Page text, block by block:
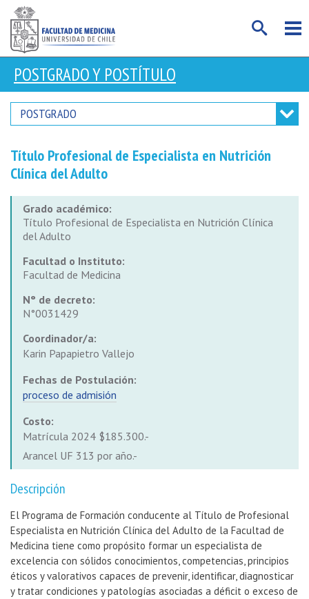
POSTGRADO Y POSTÍTULO
POSTGRADO
Título Profesional de Especialista en Nutrición
Clínica del Adulto
Grado académico:
Título Profesional de Especialista en Nutrición Clínica
del Adulto
Facultad o Instituto:
Facultad de Medicina
N° de decreto:
N°0031429
Coordinador/a:
Karin Papapietro Vallejo
Fechas de Postulación:
proceso de admisión
Costo:
Matrícula 2024 $185.300.-
Arancel UF 313 por año.-
Descripción
El Programa de Formación conducente al Título de Profesional
Especialista en Nutrición Clínica del Adulto de la Facultad de
Medicina tiene como propósito formar un especialista de
excelencia con sólidos conocimientos, competencias, principios
éticos y valorativos capaces de prevenir, identificar, diagnosticar
y tratar condiciones y patologías asociadas a déficit o exceso de